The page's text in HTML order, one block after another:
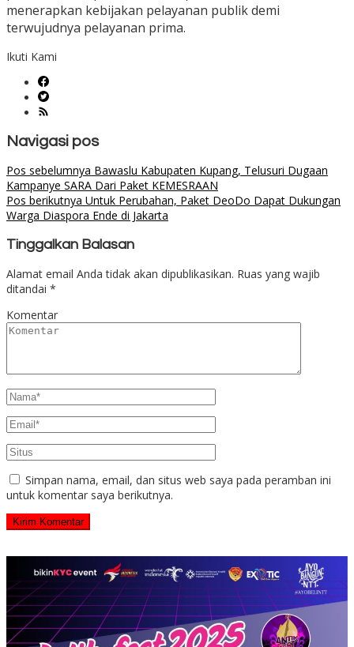
menerapkan kebijakan pelayanan publik demi
terwujudnya pelayanan prima.
Ikuti Kami
Navigasi pos
Pos sebelumnya Bawaslu Kabupaten Kupang, Telusuri Dugaan
Kampanye SARA Dari Paket KEMESRAAN
Pos berikutnya Untuk Perubahan, Paket DeoDo Dapat Dukungan
Warga Diaspora Ende di Jakarta
Tinggalkan Balasan
Alamat email Anda tidak akan dipublikasikan. Ruas yang wajib
ditandai *
Komentar
Simpan nama, email, dan situs web saya pada peramban ini
untuk komentar saya berikutnya.